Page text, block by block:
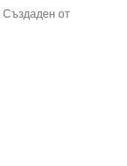
Създаден от